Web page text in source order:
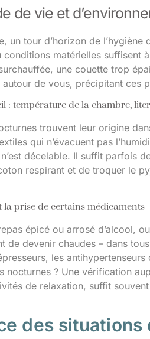
de vie et
un tour d’horizon de l’hygiène
matérielles suffisent
une couette trop
de vous, précipitant ces
: température de la chambre,
trouvent leur origine
qui n’évacuent pas
décelable. Il suffit parfois
respirant et de troquer le
la prise de certains médicaments
épicé ou arrosé d’alcool,
de devenir chaudes – dans
les
nocturnes ? Une vérification
de relaxation, suffit
des